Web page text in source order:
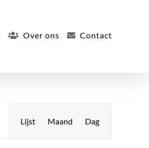
Over ons Contact
Evenement
Lijst Maand Dag